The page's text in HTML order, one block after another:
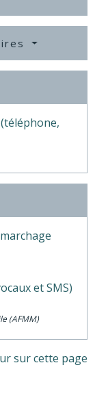
et SMS)
(AFMM)
sur cette page